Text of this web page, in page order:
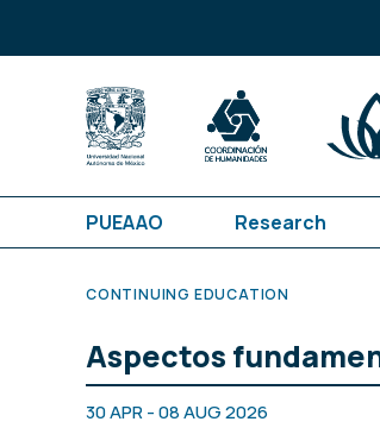
PUEAAO Research
CONTINUING EDUCATION
Aspectos
30 APR - 08 AUG 2026